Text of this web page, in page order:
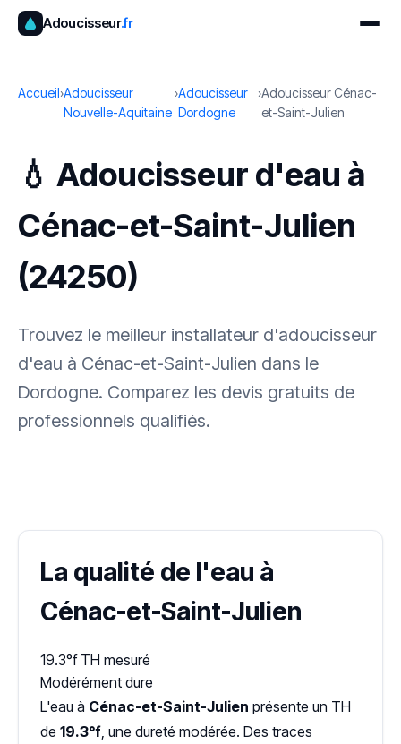
Adoucisseur.fr
Accueil›Adoucisseur
Nouvelle-Aquitaine
›Adoucisseur
Dordogne
›Adoucisseur Cénac-
et-Saint-Julien
💧 Adoucisseur d'eau à
Cénac-et-Saint-Julien
(24250)
Trouvez le meilleur installateur d'adoucisseur
d'eau à Cénac-et-Saint-Julien dans le
Dordogne. Comparez les devis gratuits de
professionnels qualifiés.
La qualité de l'eau à
Cénac-et-Saint-Julien
19.3°f TH mesuré
Modérément dure
L'eau à Cénac-et-Saint-Julien présente un TH
de 19.3°f, une dureté modérée. Des traces